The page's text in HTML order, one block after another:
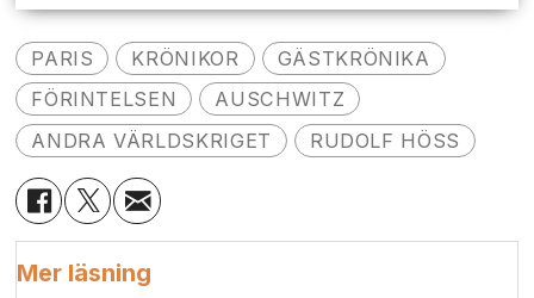
PARIS KRÖNIKOR
GÄSTKRÖNIKA
FÖRINTELSEN
AUSCHWITZ
ANDRA VÄRLDSKRIGET
RUDOLF HÖSS
Mer läsning